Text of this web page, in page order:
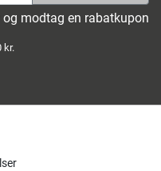
modtag en rabatkupon
kr.